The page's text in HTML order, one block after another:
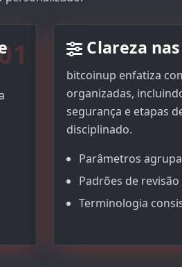
Clareza
bitcoinup enfatiza
organizadas,
segurança e etapas
disciplinado.
Parâmetros
Padrões de
Terminologia